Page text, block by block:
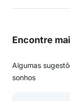
Encontre
Algumas
sonhos